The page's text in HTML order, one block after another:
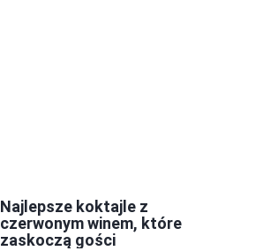
Najlepsze koktajle z
czerwonym winem, które
zaskoczą gości